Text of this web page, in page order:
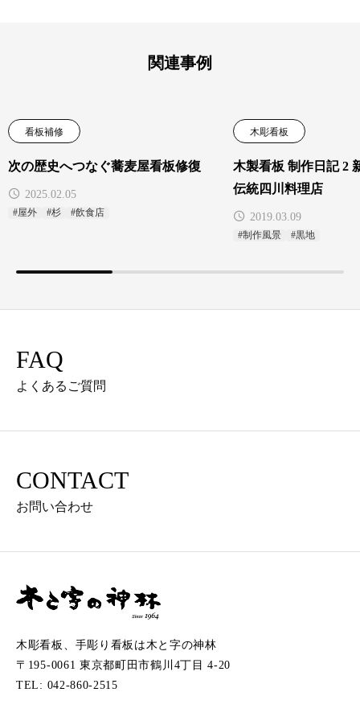
関連事例
看板補修
次の歴史へつなぐ蕎麦屋看板修復
2025.02.05
#屋外 #杉 #飲食店
木彫看板
木製看板 制作日記 2
伝統四川料理店
2019.03.09
#制作風景 #黒地
FAQ
よくあるご質問
CONTACT
お問い合わせ
木彫看板、手彫り看板は木と字の神林
〒195-0061 東京都町田市鶴川4丁目 4-20
TEL: 042-860-2515